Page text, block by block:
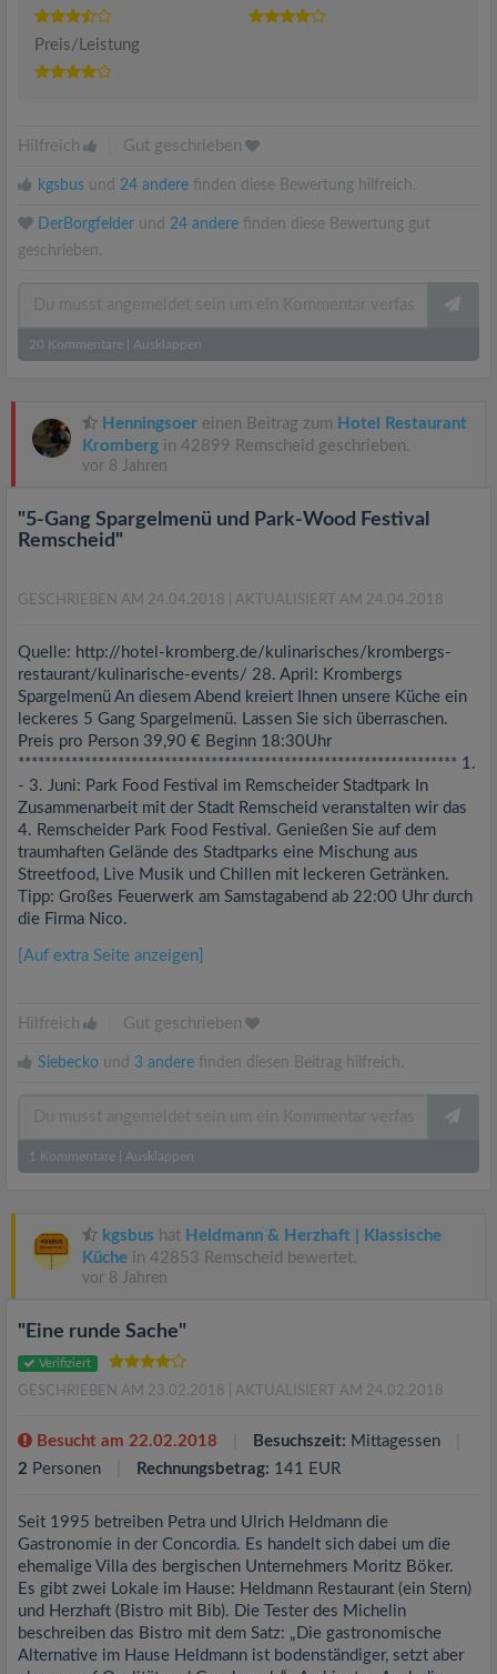
Preis/Leistung
Hilfreich Gut geschrieben
kgsbus und 24 andere finden diese Bewertung hilfreich.
DerBorgfelder und 24 andere finden diese Bewertung gut
geschrieben.
20 Kommentare Ausklappen
Henningsoer einen Beitrag zum Hotel Restaurant
Kromberg in 42899 Remscheid geschrieben.
vor 8 Jahren
"5-Gang Spargelmenü und Park-Wood Festival
Remscheid"
GESCHRIEBEN AM 24.04.2018 | AKTUALISIERT AM 24.04.2018
Quelle: http://hotel-kromberg.de/kulinarisches/krombergs-
restaurant/kulinarische-events/ 28. April: Krombergs
Spargelmenü An diesem Abend kreiert Ihnen unsere Küche ein
leckeres 5 Gang Spargelmenü. Lassen Sie sich überraschen.
Preis pro Person 39,90 € Beginn 18:30Uhr
****************************************************************** 1.
- 3. Juni: Park Food Festival im Remscheider Stadtpark In
Zusammenarbeit mit der Stadt Remscheid veranstalten wir das
4. Remscheider Park Food Festival. Genießen Sie auf dem
traumhaften Gelände des Stadtparks eine Mischung aus
Streetfood, Live Musik und Chillen mit leckeren Getränken.
Tipp: Großes Feuerwerk am Samstagabend ab 22:00 Uhr durch
die Firma Nico.
[Auf extra Seite anzeigen]
Hilfreich Gut geschrieben
Siebecko und 3 andere finden diesen Beitrag hilfreich.
1 Kommentare Ausklappen
kgsbus hat Heldmann & Herzhaft | Klassische
Küche in 42853 Remscheid bewertet.
vor 8 Jahren
"Eine runde Sache"
Verifiziert
GESCHRIEBEN AM 23.02.2018 | AKTUALISIERT AM 24.02.2018
Besucht am 22.02.2018 Besuchszeit: Mittagessen
2 Personen Rechnungsbetrag: 141 EUR
Seit 1995 betreiben Petra und Ulrich Heldmann die
Gastronomie in der Concordia. Es handelt sich dabei um die
ehemalige Villa des bergischen Unternehmers Moritz Böker.
Es gibt zwei Lokale im Hause: Heldmann Restaurant (ein Stern)
und Herzhaft (Bistro mit Bib). Die Tester des Michelin
beschreiben das Bistro mit dem Satz: „Die gastronomische
Alternative im Hause Heldmann ist bodenständiger, setzt aber